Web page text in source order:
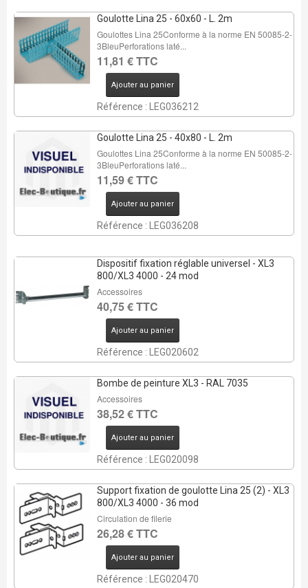
Goulotte Lina 25 - 60x60 - L. 2m
Goulottes Lina 25Conforme à la norme EN 50085-2-
3BleuPerforations laté...
11,81 € TTC
Ajouter au panier
Référence : LEG036212
Goulotte Lina 25 - 40x80 - L. 2m
Goulottes Lina 25Conforme à la norme EN 50085-2-
3BleuPerforations laté...
11,59 € TTC
Ajouter au panier
Référence : LEG036208
Dispositif fixation réglable universel - XL3
800/XL3 4000 - 24 mod
Accessoires
40,75 € TTC
Ajouter au panier
Référence : LEG020602
Bombe de peinture XL3 - RAL 7035
Accessoires
38,52 € TTC
Ajouter au panier
Référence : LEG020098
Support fixation de goulotte Lina 25 (2) - XL3
800/XL3 4000 - 36 mod
Circulation de filerie
26,28 € TTC
Ajouter au panier
Référence : LEG020470